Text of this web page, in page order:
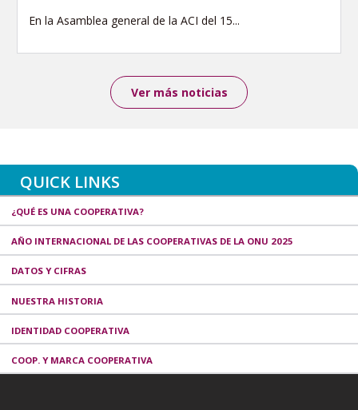
En la Asamblea general de la ACI del 15...
Ver más noticias
QUICK LINKS
¿QUÉ ES UNA COOPERATIVA?
AÑO INTERNACIONAL DE LAS COOPERATIVAS DE LA ONU 2025
DATOS Y CIFRAS
NUESTRA HISTORIA
IDENTIDAD COOPERATIVA
COOP. Y MARCA COOPERATIVA